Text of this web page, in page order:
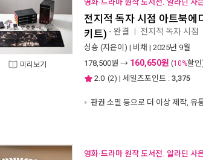
미리보기
영화·드라마 원작 도서전. 알라딘 사
전지적 독자 시점 아트북
키트) - 완결 전지적 독자 시점
싱숑 (지은이) | 비채 | 2025년 9월
178,500원 → 160,650원 (10%할인
2.0 (2) | 세일즈포인트 : 3,375
판권 소멸 등으로 더 이상 제작, 유
영화·드라마 원작 도서전. 알라딘 사